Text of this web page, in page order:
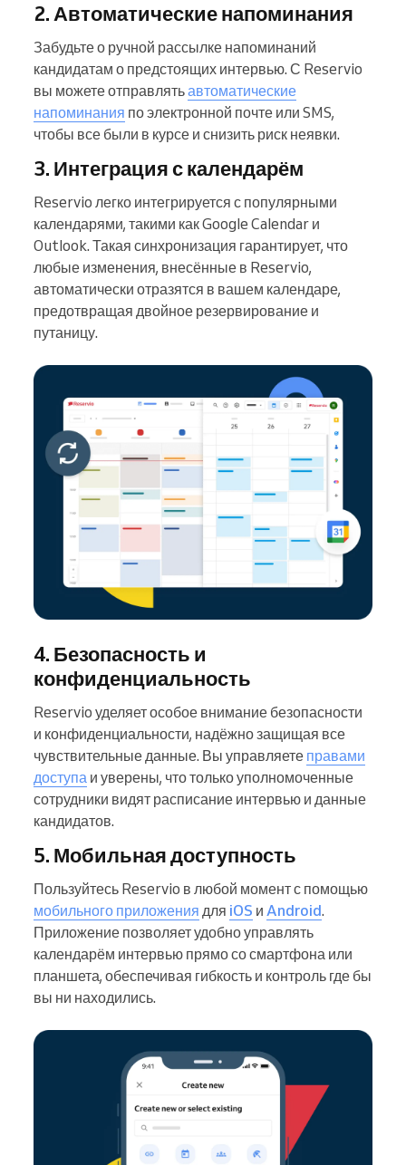
2. Автоматические напоминания
Забудьте о ручной рассылке напоминаний
кандидатам о предстоящих интервью. С Reservio
вы можете отправлятьавтоматические
напоминания по электронной почте или SMS,
чтобы все были в курсе и снизить риск неявки.
3. Интеграция с календарём
Reservio легко интегрируется с популярными
календарями, такими как Google Calendar и
Outlook. Такая синхронизация гарантирует, что
любые изменения, внесённые в Reservio,
автоматически отразятся в вашем календаре,
предотвращая двойное резервирование и
путаницу.
4. Безопасность и
конфиденциальность
Reservio уделяет особое внимание безопасности
и конфиденциальности, надёжно защищая все
чувствительные данные. Вы управляете правами
доступа и уверены, что только уполномоченные
сотрудники видят расписание интервью и данные
кандидатов.
5. Мобильная доступность
Пользуйтесь Reservio в любой момент с помощью
мобильного приложения для iOS и Android.
Приложение позволяет удобно управлять
календарём интервью прямо со смартфона или
планшета, обеспечивая гибкость и контроль где бы
вы ни находились.